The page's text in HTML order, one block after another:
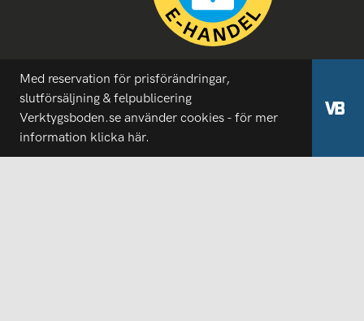
Med reservation för prisförändringar,
slutförsäljning & felpublicering
Verktygsboden.se använder cookies - för mer
information klicka här.